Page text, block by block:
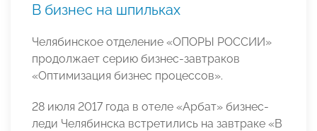
В бизнес на шпильках
Челябинское отделение «ОПОРЫ РОССИИ»
продолжает серию бизнес-завтраков
«Оптимизация бизнес процессов».
28 июля 2017 года в отеле «Арбат» бизнес-
леди Челябинска встретились на завтраке «В